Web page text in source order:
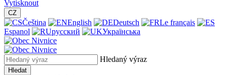
Vytisknout
CZ
Čeština English Deutsch
Le français
Espanol
русский Українська
Hledaný výraz
Hledat